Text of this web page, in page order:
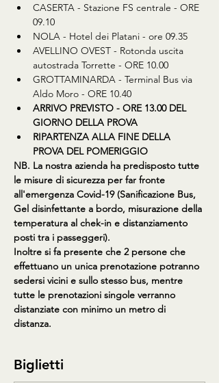
CASERTA - Stazione FS centrale - ORE
09.10
NOLA - Hotel dei Platani - ore 09.35
AVELLINO OVEST - Rotonda uscita
autostrada Torrette - ORE 10.00
GROTTAMINARDA - Terminal Bus via
Aldo Moro - ORE 10.40
ARRIVO PREVISTO - ORE 13.00 DEL
GIORNO DELLA PROVA
RIPARTENZA ALLA FINE DELLA
PROVA DEL POMERIGGIO
NB. La nostra azienda ha predisposto tutte
le misure di sicurezza per far fronte
all'emergenza Covid-19 (Sanificazione Bus,
Gel disinfettante a bordo, misurazione della
temperatura al chek-in e distanziamento
posti tra i passeggeri).
Inoltre si fa presente che 2 persone che
effettuano un unica prenotazione potranno
sedersi vicini e sullo stesso bus, mentre
tutte le prenotazioni singole verranno
distanziate con minimo un metro di
distanza.
Biglietti